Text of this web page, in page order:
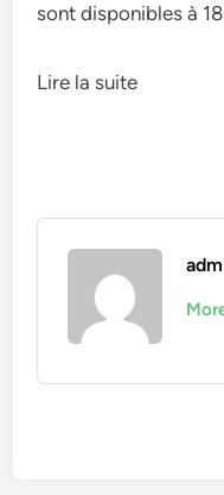
sont disponibles à
Lire la suite